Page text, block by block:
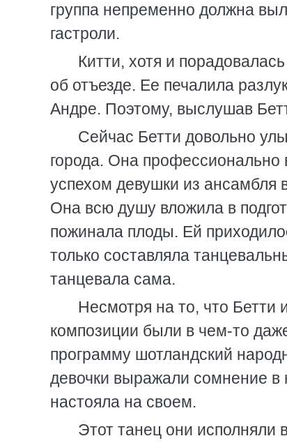
группа непременно должна
гастроли.
Китти, хотя и
об отъезде. Ее печалила
Андре. Поэтому, выслушав
Сейчас Бетти довольно
города. Она
успехом девушки из
Она всю душу вложила в
пожинала плоды. Ей
только составляла
танцевала сама.
Несмотря на то, что Бетти
композиции были в чем-то
программу шотландский
девочки выражали сомнение в
настояла на своем.
Этот танец они исполняли